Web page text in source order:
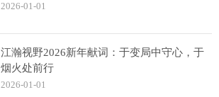
2026-01-01
江瀚视野2026新年献词：于变局中守心，于
烟火处前行
2026-01-01